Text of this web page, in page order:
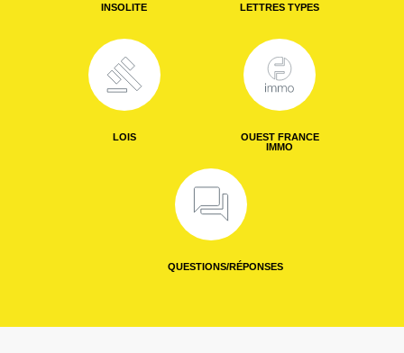
INSOLITE LETTRES TYPES
LOIS
OUEST FRANCE
IMMO
QUESTIONS/RÉPONSES